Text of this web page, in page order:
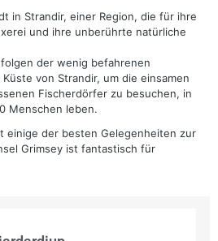
in Strandir, einer Region, die für ihre
und ihre unberührte natürliche
der wenig befahrenen
von Strandir, um die einsamen
Fischerdörfer zu besuchen, in
Menschen leben.
einige der besten Gelegenheiten zur
Grimsey ist fantastisch für